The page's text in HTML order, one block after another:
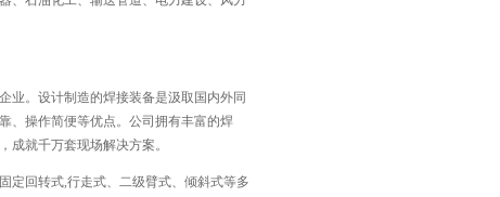
业。设计制造的焊接装备是汲取国内外同
、操作简便等优点。公司拥有丰富的焊
成就千万套现场解决方案。
定回转式,行走式、二级臂式、倾斜式等多